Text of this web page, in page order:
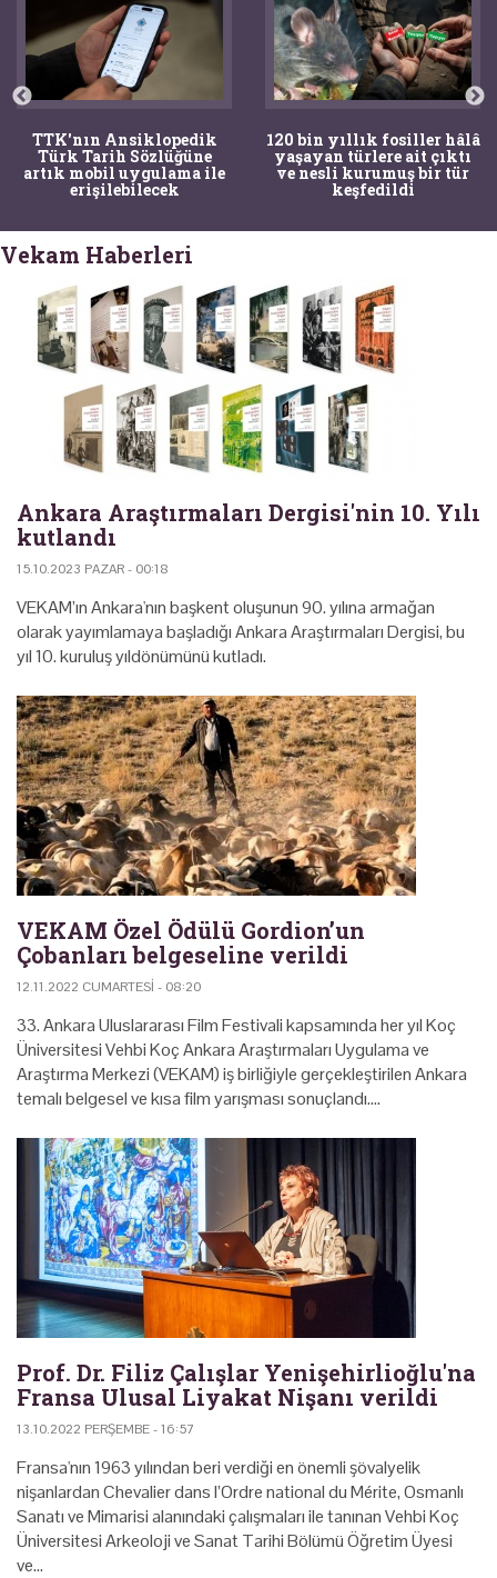
TTK'nın Ansiklopedik
Türk Tarih Sözlüğüne
artık mobil uygulama ile
erişilebilecek
120 bin yıllık fosiller hâlâ
yaşayan türlere ait çıktı
ve nesli kurumuş bir tür
keşfedildi
Vekam Haberleri
Ankara Araştırmaları Dergisi'nin 10. Yılı
kutlandı
15.10.2023 PAZAR - 00:18
VEKAM’ın Ankara'nın başkent oluşunun 90. yılına armağan
olarak yayımlamaya başladığı Ankara Araştırmaları Dergisi, bu
yıl 10. kuruluş yıldönümünü kutladı.
VEKAM Özel Ödülü Gordion’un
Çobanları belgeseline verildi
12.11.2022 CUMARTESI - 08:20
33. Ankara Uluslararası Film Festivali kapsamında her yıl Koç
Üniversitesi Vehbi Koç Ankara Araştırmaları Uygulama ve
Araştırma Merkezi (VEKAM) iş birliğiyle gerçekleştirilen Ankara
temalı belgesel ve kısa film yarışması sonuçlandı.…
Prof. Dr. Filiz Çalışlar Yenişehirlioğlu'na
Fransa Ulusal Liyakat Nişanı verildi
13.10.2022 PERŞEMBE - 16:57
Fransa'nın 1963 yılından beri verdiği en önemli şövalyelik
nişanlardan Chevalier dans l’Ordre national du Mérite, Osmanlı
Sanatı ve Mimarisi alanındaki çalışmaları ile tanınan Vehbi Koç
Üniversitesi Arkeoloji ve Sanat Tarihi Bölümü Öğretim Üyesi
ve…